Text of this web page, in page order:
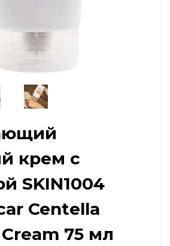
крем с
SKIN1004
Centella
75 мл